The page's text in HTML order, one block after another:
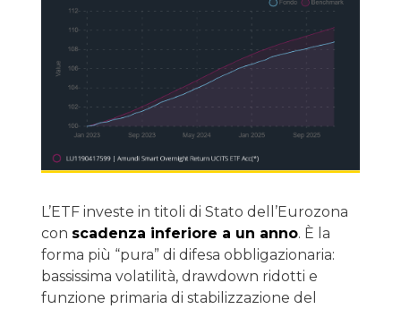
L’ETF investe in titoli di Stato dell’Eurozona
con scadenza inferiore a un anno. È la
forma più “pura” di difesa obbligazionaria:
bassissima volatilità, drawdown ridotti e
funzione primaria di stabilizzazione del